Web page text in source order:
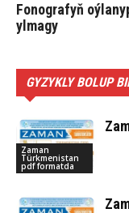
Fo­nog­ra­fyň
ylmagy
GYZYKLY BOLUP
Zaman
Türkmenistan
pdf formatda